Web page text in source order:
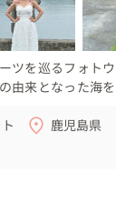
ツを巡るフォト
由来となった海
鹿児島県